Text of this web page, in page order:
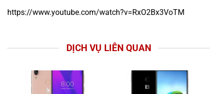
https://www.youtube.com/watch?v=RxO2Bx3VoTM
DỊCH VỤ LIÊN QUAN